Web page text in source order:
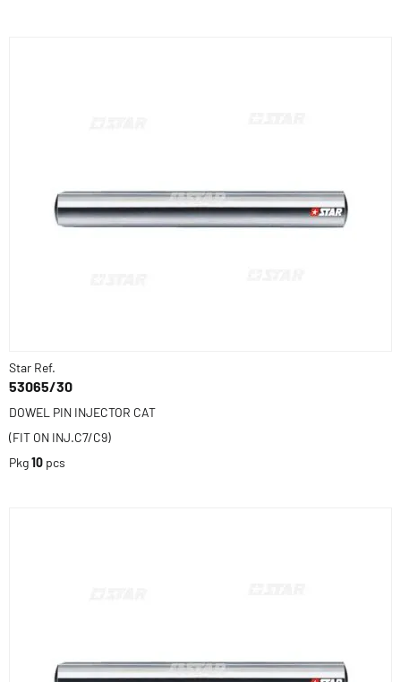
Star Ref.
53065/30
DOWEL PIN INJECTOR CAT
(FIT ON INJ.C7/C9)
Pkg10 pcs